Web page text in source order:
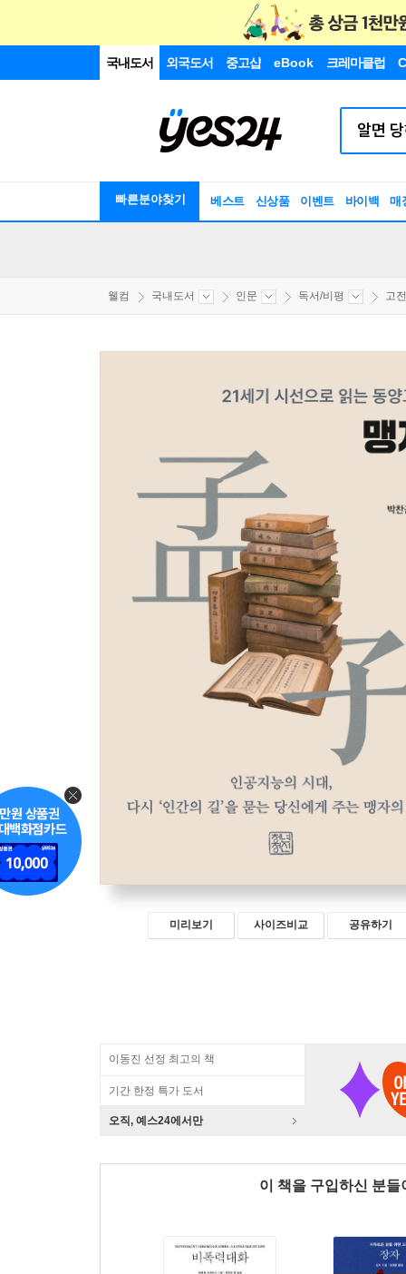
국내도서 외국도서 중고샵 eBook 크레마클럽
빠른분야찾기 베스트 신상품 이벤트 바이백 매
웰컴 국내도서 인문 독서/비평 고
미리보기 사이즈비교 공유하기
이동진 선정 최고의 책
기간 한정 특가 도서
오직, 예스24에서만
이 책을 구입하신 분